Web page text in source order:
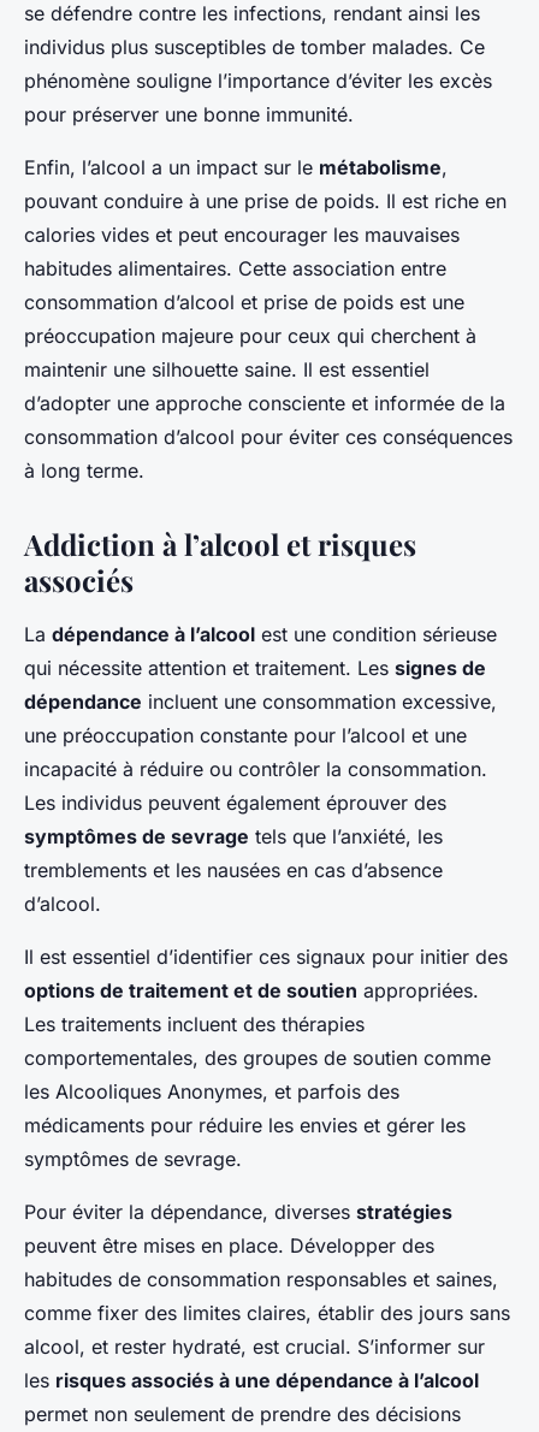
se défendre contre les infections, rendant ainsi les
individus plus susceptibles de tomber malades. Ce
phénomène souligne l’importance d’éviter les excès
pour préserver une bonne immunité.
Enfin, l’alcool a un impact sur le métabolisme,
pouvant conduire à une prise de poids. Il est riche en
calories vides et peut encourager les mauvaises
habitudes alimentaires. Cette association entre
consommation d’alcool et prise de poids est une
préoccupation majeure pour ceux qui cherchent à
maintenir une silhouette saine. Il est essentiel
d’adopter une approche consciente et informée de la
consommation d’alcool pour éviter ces conséquences
à long terme.
Addiction à l’alcool et risques
associés
La dépendance à l’alcool est une condition sérieuse
qui nécessite attention et traitement. Les signes de
dépendance incluent une consommation excessive,
une préoccupation constante pour l’alcool et une
incapacité à réduire ou contrôler la consommation.
Les individus peuvent également éprouver des
symptômes de sevrage tels que l’anxiété, les
tremblements et les nausées en cas d’absence
d’alcool.
Il est essentiel d’identifier ces signaux pour initier des
options de traitement et de soutien appropriées.
Les traitements incluent des thérapies
comportementales, des groupes de soutien comme
les Alcooliques Anonymes, et parfois des
médicaments pour réduire les envies et gérer les
symptômes de sevrage.
Pour éviter la dépendance, diverses stratégies
peuvent être mises en place. Développer des
habitudes de consommation responsables et saines,
comme fixer des limites claires, établir des jours sans
alcool, et rester hydraté, est crucial. S’informer sur
les risques associés à une dépendance à l’alcool
permet non seulement de prendre des décisions